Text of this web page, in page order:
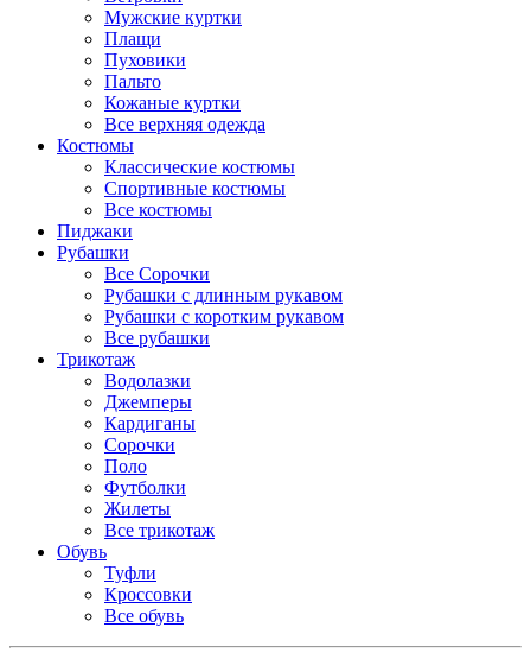
Мужские куртки
Плащи
Пуховики
Пальто
Кожаные куртки
Все верхняя одежда
Костюмы
Классические костюмы
Спортивные костюмы
Все костюмы
Пиджаки
Рубашки
Все Сорочки
Рубашки с длинным рукавом
Рубашки с коротким рукавом
Все рубашки
Трикотаж
Водолазки
Джемперы
Кардиганы
Сорочки
Поло
Футболки
Жилеты
Все трикотаж
Обувь
Туфли
Кроссовки
Все обувь